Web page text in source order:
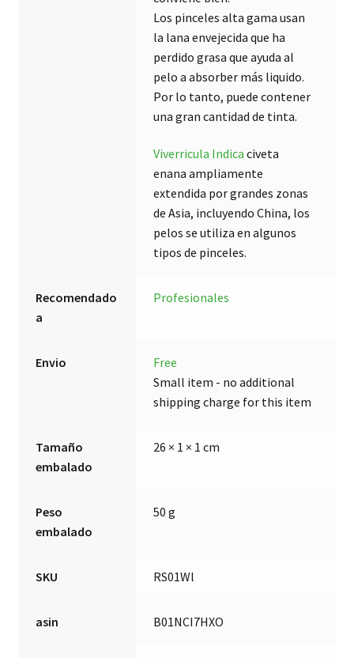
Los pinceles alta gama usan
la lana envejecida que ha
perdido grasa que ayuda al
pelo a absorber más liquido.
Por lo tanto, puede contener
una gran cantidad de tinta.
Viverricula Indica civeta
enana ampliamente
extendida por grandes zonas
de Asia, incluyendo China, los
pelos se utiliza en algunos
tipos de pinceles.
Recomendado
a
Profesionales
Envio
Free
Small item - no additional
shipping charge for this item
Tamaño
embalado
26 × 1 × 1 cm
Peso
embalado
50 g
SKU RS01Wl
asin B01NCI7HXO